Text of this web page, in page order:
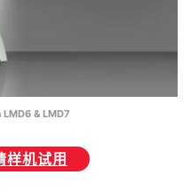
LMD6 & LMD7
样机试用